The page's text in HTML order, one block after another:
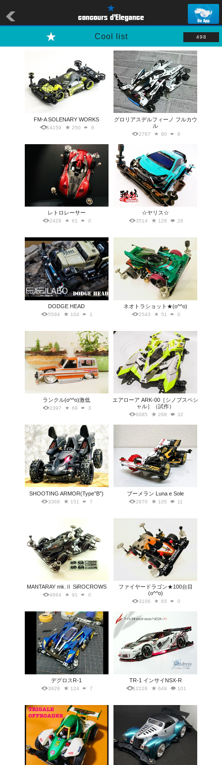
Cool list 498
FM-A SOLENARY WORKS
14159 250 6
グロリアスデルフィーノ フルカウ
ル
2767 80 8
レトロレーサー
2429 61 0
☆ヤリス☆
3514 128 26
DODGE HEAD
5594 104 1
ネオトラショット★(o^^o)
2543 51 0
ランクル(o^^o)激低
2397 69 3
エアローア ARK-00［シノブスペシ
ャル］（試作）
6085 268 32
SHOOTING ARMOR(Type”B”)
3368 151 7
ブーメラン Luna e Sole
2870 105 11
MANTARAY mk.Ⅱ SiROCROWS
4664 91 0
ファイヤードラゴン★100台目
(o^^o)
3106 65 0
デグロスR-1
3929 124 7
TR-1 インサイNSX-R
12228 649 101